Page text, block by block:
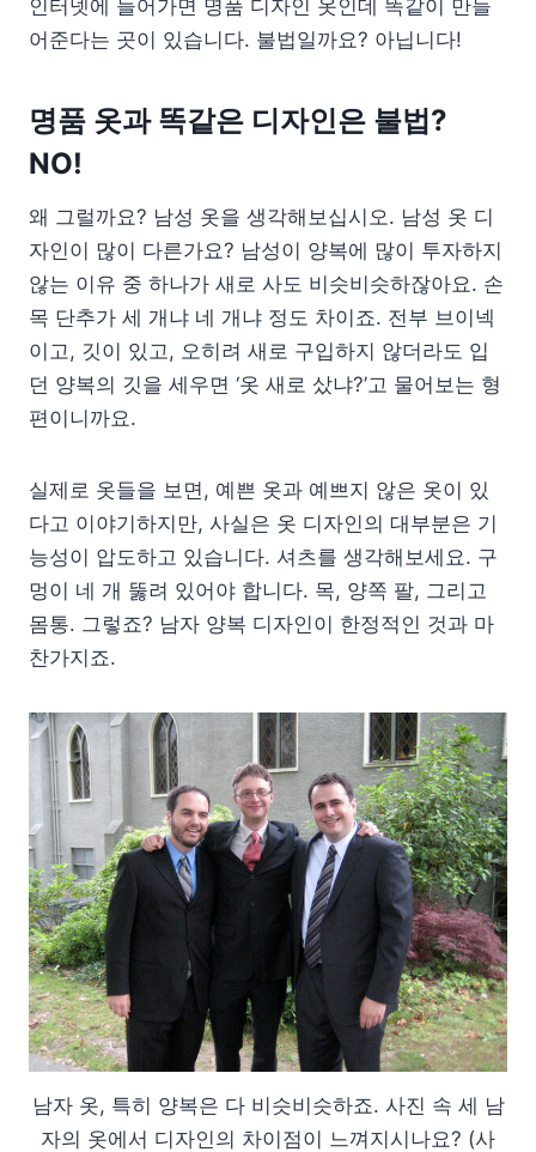
인터넷에 들어가면 명품 디자인 옷인데 똑같이 만들
어준다는 곳이 있습니다. 불법일까요? 아닙니다!
명품 옷과 똑같은 디자인은 불법?
NO!
왜 그럴까요? 남성 옷을 생각해보십시오. 남성 옷 디
자인이 많이 다른가요? 남성이 양복에 많이 투자하지
않는 이유 중 하나가 새로 사도 비슷비슷하잖아요. 손
목 단추가 세 개냐 네 개냐 정도 차이죠. 전부 브이넥
이고, 깃이 있고, 오히려 새로 구입하지 않더라도 입
던 양복의 깃을 세우면 ‘옷 새로 샀냐?’고 물어보는 형
편이니까요.
실제로 옷들을 보면, 예쁜 옷과 예쁘지 않은 옷이 있
다고 이야기하지만, 사실은 옷 디자인의 대부분은 기
능성이 압도하고 있습니다. 셔츠를 생각해보세요. 구
멍이 네 개 뚫려 있어야 합니다. 목, 양쪽 팔, 그리고
몸통. 그렇죠? 남자 양복 디자인이 한정적인 것과 마
찬가지죠.
남자 옷, 특히 양복은 다 비슷비슷하죠. 사진 속 세 남
자의 옷에서 디자인의 차이점이 느껴지시나요? (사